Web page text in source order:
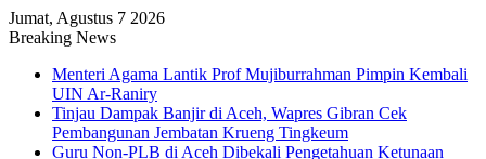
Jumat, Agustus 7 2026
Breaking News
Menteri Agama Lantik Prof Mujiburrahman Pimpin Kembali
UIN Ar-Raniry
Tinjau Dampak Banjir di Aceh, Wapres Gibran Cek
Pembangunan Jembatan Krueng Tingkeum
Guru Non-PLB di Aceh Dibekali Pengetahuan Ketunaan